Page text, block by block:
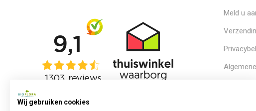
Meld u
Wij gebruiken cookies